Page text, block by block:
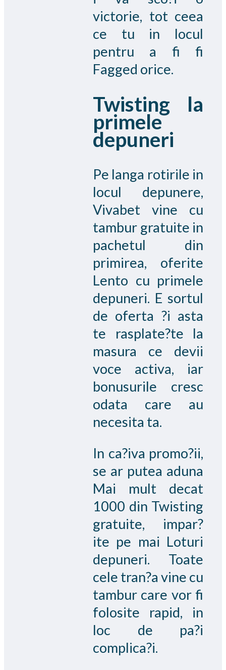
victorie, tot ceea
ce tu in locul
pentru a fi fi
Fagged orice.
Twisting la
primele
depuneri
Pe langa rotirile in
locul depunere,
Vivabet vine cu
tambur gratuite in
pachetul din
primirea, oferite
Lento cu primele
depuneri. E sortul
de oferta ?i asta
te rasplate?te la
masura ce devii
voce activa, iar
bonusurile cresc
odata care au
necesita ta.
In ca?iva promo?ii,
se ar putea aduna
Mai mult decat
1000 din Twisting
gratuite, impar?
ite pe mai Loturi
depuneri. Toate
cele tran?a vine cu
tambur care vor fi
folosite rapid, in
loc de pa?i
complica?i.